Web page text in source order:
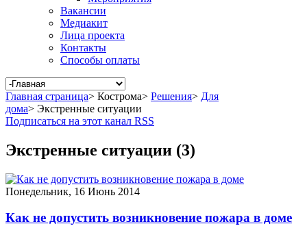
Вакансии
Медиакит
Лица проекта
Контакты
Способы оплаты
Главная страница> Кострома> Решения> Для
дома> Экстренные ситуации
Подписаться на этот канал RSS
Экстренные ситуации (3)
Понедельник, 16 Июнь 2014
Как не допустить возникновение пожара в доме